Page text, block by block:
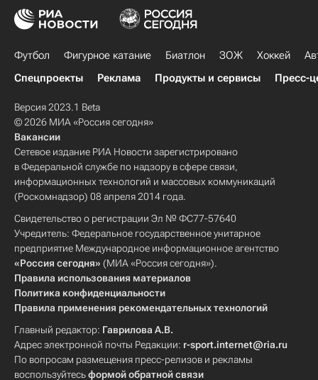
Футбол Фигурное катание Биатлон ЗОЖ Хоккей
Спецпроекты
Реклама Продукты и сервисы Пресс-
Версия 2023.1 Beta
© 2026 МИА «Россия сегодня»
Вакансии
Сетевое издание РИА Новости зарегистрировано
в Федеральной службе по надзору в сфере связи,
информационных технологий и массовых коммуникаций
(Роскомнадзор) 08 апреля 2014 года.
Свидетельство о регистрации Эл № ФС77-57640
Учредитель: Федеральное государственное унитарное
предприятие Международное информационное агентство
«Россия сегодня» (МИА «Россия сегодня»).
Правила использования материалов
Политика конфиденциальности
Правила применения рекомендательных технологий
Главный редактор: Гаврилова А.В.
Адрес электронной почты Редакции: r-sport.internet@ria.ru
По вопросам размещения пресс-релизов и рекламы
воспользуйтесьформой обратной связи